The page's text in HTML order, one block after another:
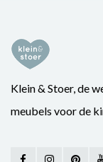
Klein & Stoer, de
meubels voor de